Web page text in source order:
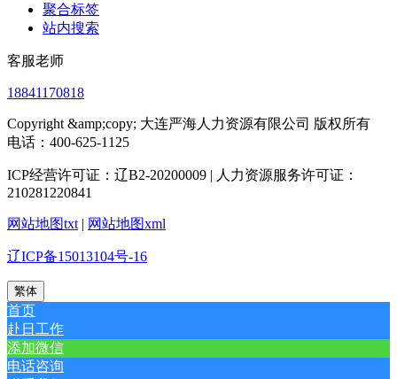
聚合标签
站内搜索
客服老师
18841170818
Copyright &amp;copy; 大连严海人力资源有限公司 版权所有
电话：400-625-1125
ICP经营许可证：辽B2-20200009 | 人力资源服务许可证：
210281220841
网站地图txt | 网站地图xml
辽ICP备15013104号-16
繁体
首页
赴日工作
添加微信
电话咨询